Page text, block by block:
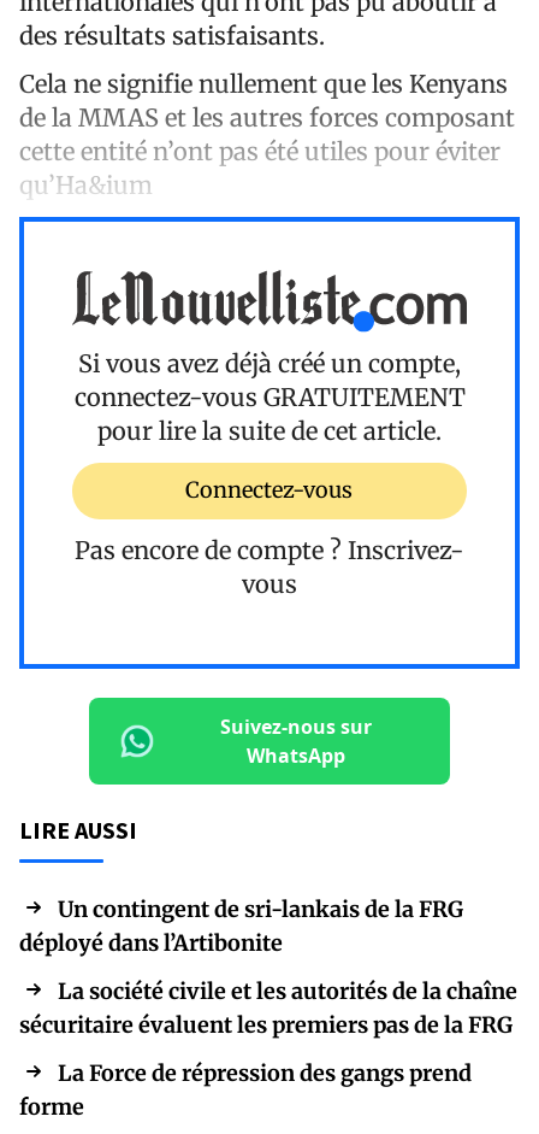
des résultats satisfaisants.
Cela ne signifie nullement que les Kenyans
de la MMAS et les autres forces composant
cette entité n’ont pas été utiles pour éviter
qu’Ha&ium
Si vous avez déjà créé un compte,
connectez-vous GRATUITEMENT
pour lire la suite de cet article.
Connectez-vous
Pas encore de compte ? Inscrivez-
vous
Suivez-nous sur
WhatsApp
LIRE AUSSI
Un contingent de sri-lankais de la FRG
déployé dans l’Artibonite
La société civile et les autorités de la chaîne
sécuritaire évaluent les premiers pas de la FRG
La Force de répression des gangs prend
forme